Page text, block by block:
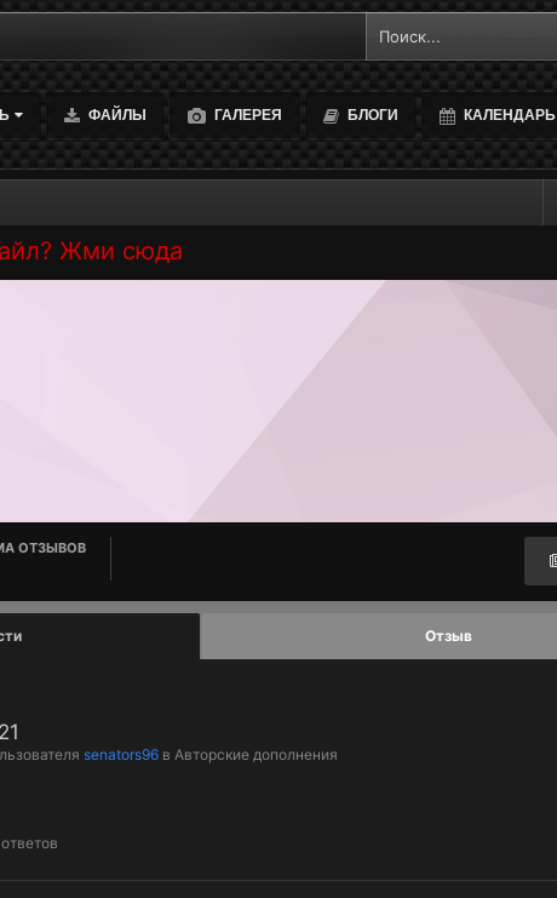
ФАЙЛЫ ГАЛЕРЕЯ БЛОГИ КАЛЕНДАРЬ
Жми сюда
ОТЗЫВОВ
Отзыв
senators96 вАвторские дополнения